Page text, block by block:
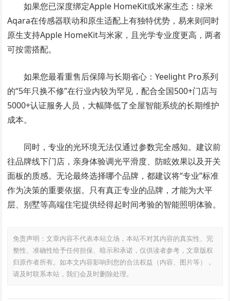
如果您已深度绑定Apple HomeKit或米家生态：绿米
Aqara在传感器联动和原生适配上有独特优势，易来则同时
原生支持Apple HomeKit与米家，且光学专业度更高，两者
可按需搭配。
如果您最看重售后保障与长期省心：Yeelight Pro系列
的“5年只换不修”在行业内较为罕见，配合全国500+门店与
5000+认证服务人员，大幅降低了全屋智能系统的长期维护
成本。
同时，专业的光环境无法仅通过参数完全感知。建议前
往品牌线下门店，亲身体验调光平滑度、防眩效果以及开关
面板的质感。无论最终选择哪个品牌，都建议将“专业”标准
作为决策的重要依据。只有真正专业的品牌，才能为大平
层、别墅等高端住宅提供经得起时间考验的智能照明体验。
免责声明：文章内容不代表本站立场，本站不对其内容的真实性、完
整性、准确性给予任何担保、暗示和承诺，仅供读者参考，文章版权
归原作者所有。如本文内容影响到您的合法权益（内容、图片等），
请及时联系本站，我们会及时删除处理。